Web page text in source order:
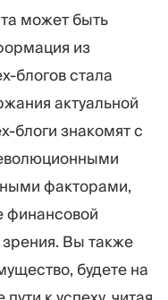
может быть
из
блогов стала
актуальной
блоги знакомят с
факторами,
финансовой
зрения. Вы также
будете на
office
компании